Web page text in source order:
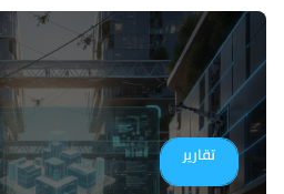
تقارير